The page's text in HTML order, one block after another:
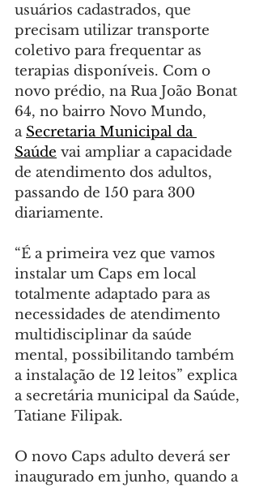
usuários cadastrados, que
precisam utilizar transporte
coletivo para frequentar as
terapias disponíveis. Com o
novo prédio, na Rua João Bonat
64, no bairro Novo Mundo,
a Secretaria Municipal da
Saúde vai ampliar a capacidade
de atendimento dos adultos,
passando de 150 para 300
diariamente.
“É a primeira vez que vamos
instalar um Caps em local
totalmente adaptado para as
necessidades de atendimento
multidisciplinar da saúde
mental, possibilitando também
a instalação de 12 leitos” explica
a secretária municipal da Saúde,
Tatiane Filipak.
O novo Caps adulto deverá ser
inaugurado em junho, quando a